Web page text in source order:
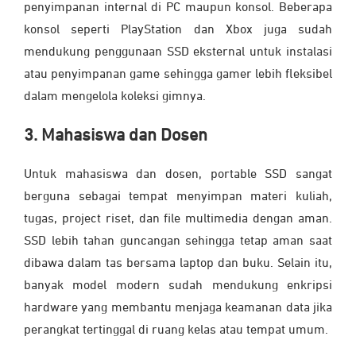
penyimpanan internal di PC maupun konsol. Beberapa
konsol seperti PlayStation dan Xbox juga sudah
mendukung penggunaan SSD eksternal untuk instalasi
atau penyimpanan game sehingga gamer lebih fleksibel
dalam mengelola koleksi gimnya.
3. Mahasiswa dan Dosen
Untuk mahasiswa dan dosen, portable SSD sangat
berguna sebagai tempat menyimpan materi kuliah,
tugas, project riset, dan file multimedia dengan aman.
SSD lebih tahan guncangan sehingga tetap aman saat
dibawa dalam tas bersama laptop dan buku. Selain itu,
banyak model modern sudah mendukung enkripsi
hardware yang membantu menjaga keamanan data jika
perangkat tertinggal di ruang kelas atau tempat umum.